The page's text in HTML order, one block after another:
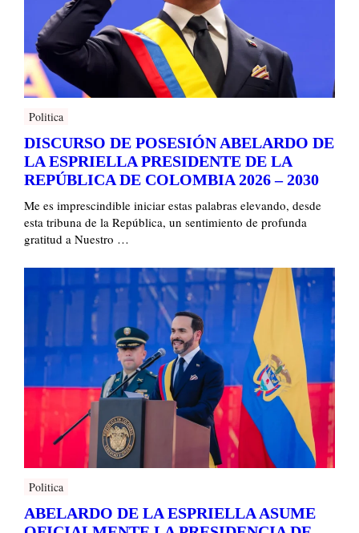
Politica
DISCURSO DE POSESIÓN ABELARDO DE
LA ESPRIELLA PRESIDENTE DE LA
REPÚBLICA DE COLOMBIA 2026 – 2030
Me es imprescindible iniciar estas palabras elevando, desde
esta tribuna de la República, un sentimiento de profunda
gratitud a Nuestro …
Politica
ABELARDO DE LA ESPRIELLA ASUME